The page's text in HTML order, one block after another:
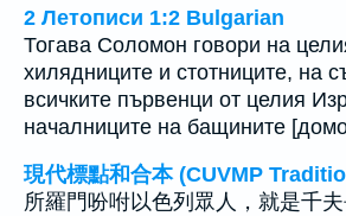
2 Летописи 1:2 Bulgarian
Тогава Соломон говори на
хилядниците и стотниците, на
всичките първенци от целия
началниците на бащините
現代標點和合本 (CUVMP
所羅門吩咐以色列眾人，就是千